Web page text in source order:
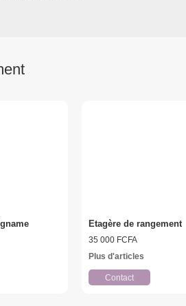
Etagère de rangement
35 000 FCFA
Plus d'articles
Contact